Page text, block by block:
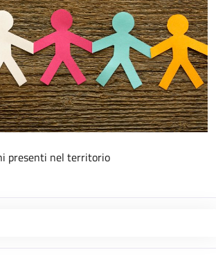
presenti nel territorio